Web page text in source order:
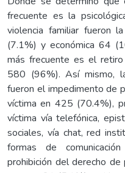
frecuente es la
violencia familiar fueron
(7.1%) y económica 64
más frecuente es el
580 (96%). Así mismo,
fueron el impedimento de
víctima en 425 (70.4%),
víctima vía telefónica,
sociales, vía chat, red
formas de
prohibición del derecho